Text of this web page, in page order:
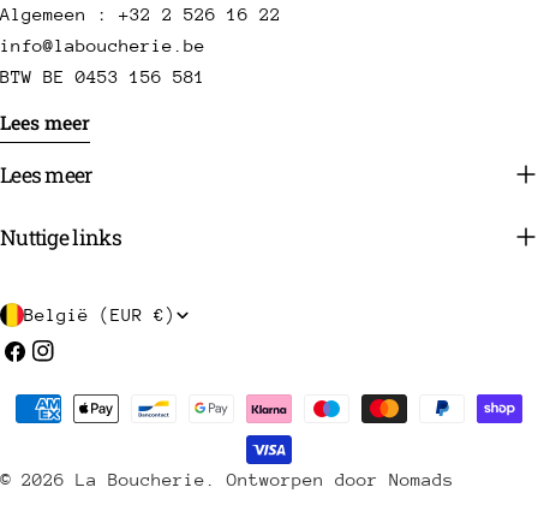
Algemeen : +32 2 526 16 22
info@laboucherie.be
BTW BE 0453 156 581
Lees meer
Lees meer
Nuttige links
L
a
n
/
België (EUR €)
Facebook
Instagram
© 2026 La Boucherie .Ontworpen door Nomads
Betaalmethoden